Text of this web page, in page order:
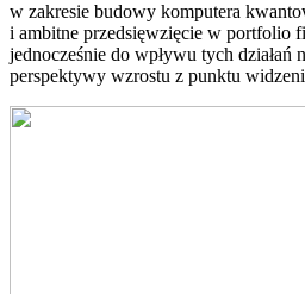
w zakresie budowy komputera
i ambitne przedsięwzięcie w portfolio
jednocześnie do wpływu tych działań
perspektywy wzrostu z punktu